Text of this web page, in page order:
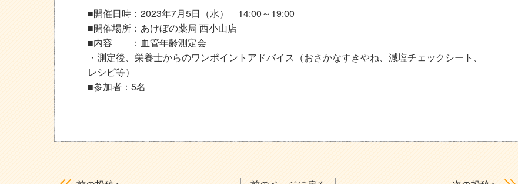
■開催日時：2023年7月5日（水） 14:00～19:00
■開催場所：あけぼの薬局 西小山店
■内容 ：血管年齢測定会
・測定後、栄養士からのワンポイントアドバイス（おさかなすきやね、減塩チェックシート、
レシピ等）
■参加者：5名